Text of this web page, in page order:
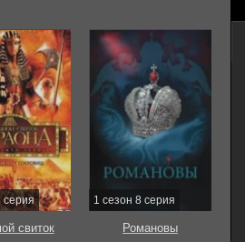
серия
свиток
1 сезон 8 серия
Романовы